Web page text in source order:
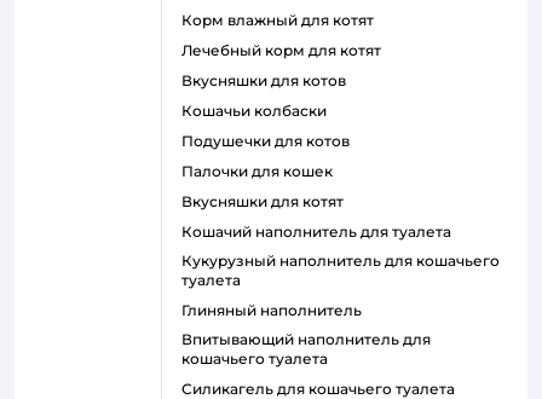
корм влажный для котят
лечебный корм для котят
вкусняшки для котов
кошачьи колбаски
подушечки для котов
палочки для кошек
вкусняшки для котят
кошачий наполнитель для туалета
кукурузный наполнитель для кошачьего
туалета
глиняный наполнитель
впитывающий наполнитель для
кошачьего туалета
силикагель для кошачьего туалета